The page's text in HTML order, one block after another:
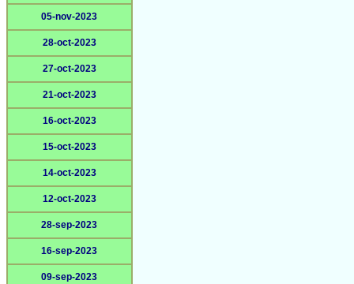
05-nov-2023
28-oct-2023
27-oct-2023
21-oct-2023
16-oct-2023
15-oct-2023
14-oct-2023
12-oct-2023
28-sep-2023
16-sep-2023
09-sep-2023